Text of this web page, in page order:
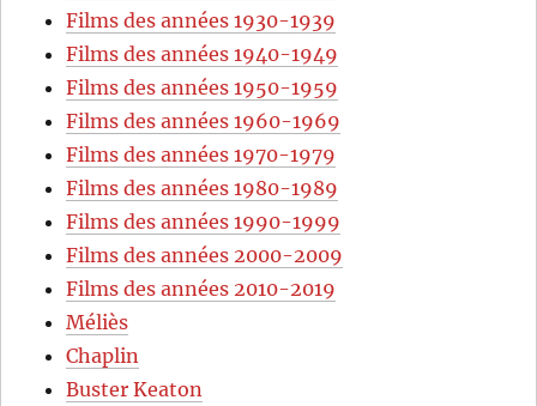
Films des années 1930-1939
Films des années 1940-1949
Films des années 1950-1959
Films des années 1960-1969
Films des années 1970-1979
Films des années 1980-1989
Films des années 1990-1999
Films des années 2000-2009
Films des années 2010-2019
Méliès
Chaplin
Buster Keaton